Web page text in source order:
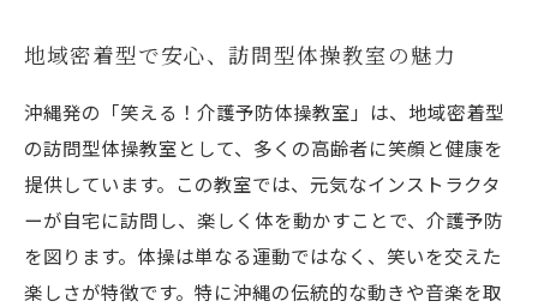
地域密着型で安心、訪問型体操教室の魅力
沖縄発の「笑える！介護予防体操教室」は、地域密着型
の訪問型体操教室として、多くの高齢者に笑顔と健康を
提供しています。この教室では、元気なインストラクタ
ーが自宅に訪問し、楽しく体を動かすことで、介護予防
を図ります。体操は単なる運動ではなく、笑いを交えた
楽しさが特徴です。特に沖縄の伝統的な動きや音楽を取